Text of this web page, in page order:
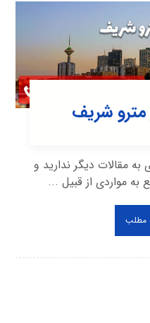
شریف
به مقالات دیگر ندارید و
به مواردی از قبیل ...
مطلب